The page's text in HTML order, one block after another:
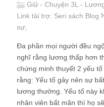
Giữ - Chuyện 3L -
Link tài trợ: Seri sách Blog
sự;
Đa phần mọi người đều
nghĩ rằng lương thấp hơn
chứng minh thuyết 2 yếu
rằng: Yếu tố gây nên sự
lương thưởng. Yếu tố này
nhân viên bất mãn thì họ